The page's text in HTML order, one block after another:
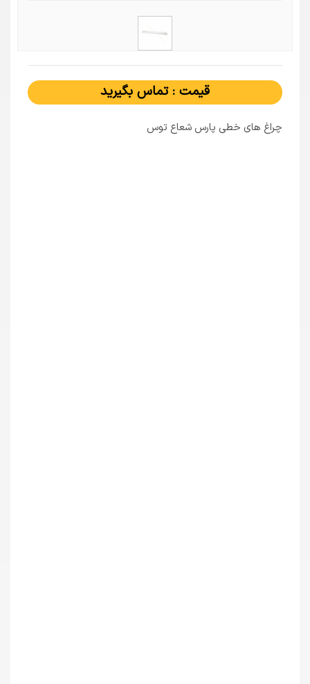
قیمت : تماس بگیرید
چراغ های خطی پارس شعاع توس